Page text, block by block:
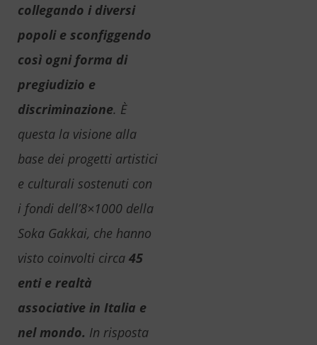
collegando i diversi
popoli e sconfiggendo
così ogni forma di
pregiudizio e
discriminazione. È
questa la visione alla
base dei progetti artistici
e culturali sostenuti con
i fondi dell’8×1000 della
Soka Gakkai, che hanno
visto coinvolti circa 45
enti e realtà
associative in Italia e
nel mondo. In risposta